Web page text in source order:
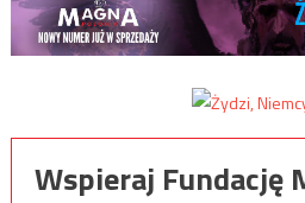
Wspieraj Fundację